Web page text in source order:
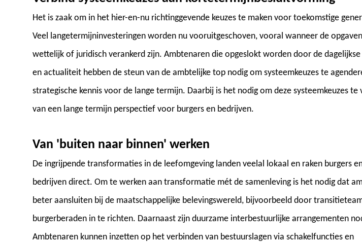
Het is zaak om in het hier-en-nu richtinggevende keuzes te maken voor toekomstige
Veel langetermijninvesteringen worden nu vooruitgeschoven, vooral wanneer de
wettelijk of juridisch verankerd zijn. Ambtenaren die opgeslokt worden door de
en actualiteit hebben de steun van de ambtelijke top nodig om systeemkeuzes te
strategische kennis voor de lange termijn. Daarbij is het nodig om deze systeemkeuzes te
van een lange termijn perspectief voor burgers en bedrijven.
Van 'buiten naar binnen' werken
De ingrijpende transformaties in de leefomgeving landen veelal lokaal en raken burgers
bedrijven direct. Om te werken aan transformatie mét de samenleving is het nodig dat
beter aansluiten bij de maatschappelijke belevingswereld, bijvoorbeeld door
burgerberaden in te richten. Daarnaast zijn duurzame interbestuurlijke arrangementen
Ambtenaren kunnen inzetten op het verbinden van bestuurslagen via schakelfuncties en